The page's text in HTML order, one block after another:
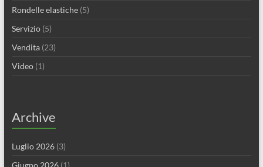
Rondelle elastiche(5)
Servizio(5)
Vendita(23)
Video(1)
Archive
Luglio 2026(3)